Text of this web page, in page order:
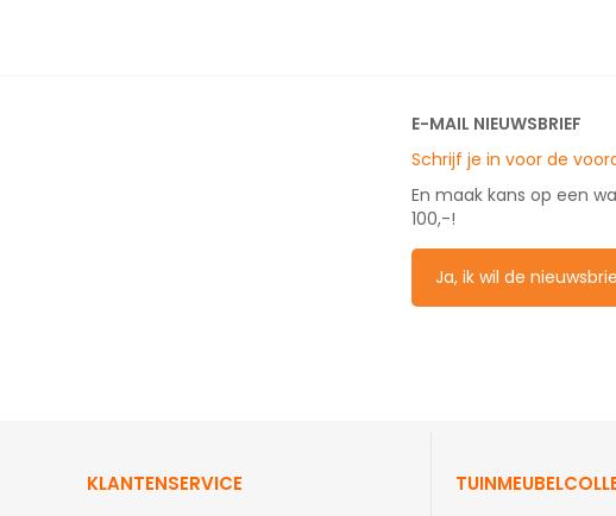
E-MAIL NIEUWSBRIEF
Schrijf je in voor de
En maak kans op een
100,-!
Ja, ik wil de
KLANTENSERVICE